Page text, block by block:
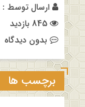
ارسال توسط :
بدون دیدگاه
برچسب ها